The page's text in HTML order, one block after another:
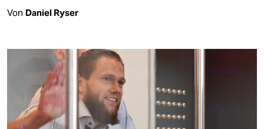
Von Daniel Ryser